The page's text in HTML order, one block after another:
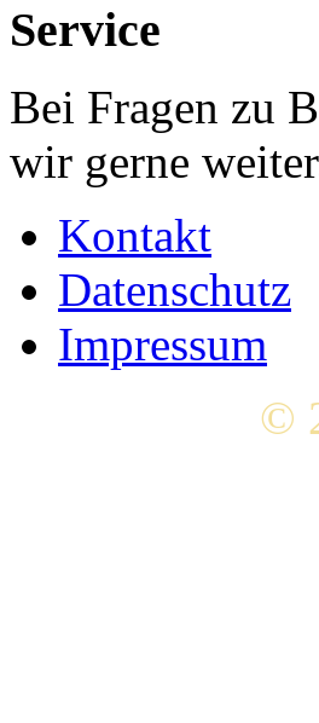
Service
Bei Fragen zu
wir gerne
Kontakt
Datenschutz
Impressum
©